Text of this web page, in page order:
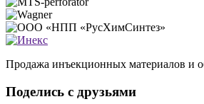
Продажа инъекционных материалов и
Поделись с друзьями